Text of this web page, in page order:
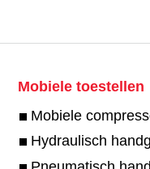
Mobiele toestellen
Mobiele
Hydraulisch